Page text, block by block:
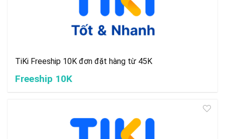
TiKi Freeship 10K đơn đặt hàng từ 45K
Freeship 10K